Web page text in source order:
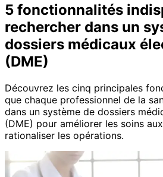
5 fonctionnalités
rechercher dans un
dossiers médicaux
(DME)
Découvrez les cinq principales
que chaque professionnel de la
dans un système de dossiers
(DME) pour améliorer les soins
rationaliser les opérations.